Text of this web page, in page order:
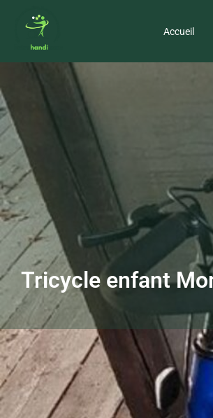
Accueil
Tricycle enfant